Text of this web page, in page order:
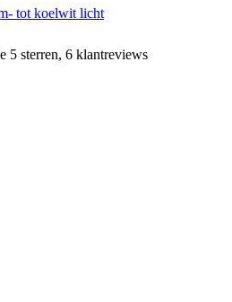
tot koelwit licht
5 sterren, 6 klantreviews